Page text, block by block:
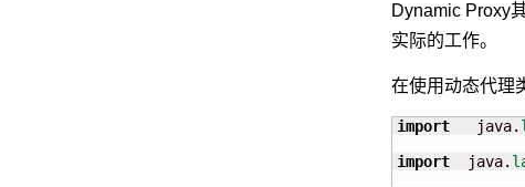
Dynamic Proxy
实际的工作。
在使用动态代理
import java.
import java.